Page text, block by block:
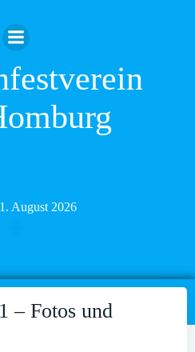
Inhalt
springen
August 2026
– Fotos und